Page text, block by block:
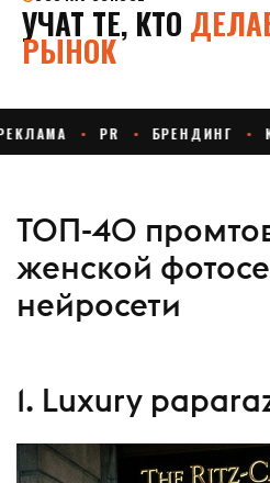
ТОП-40
женской
нейросети
1. Luxury